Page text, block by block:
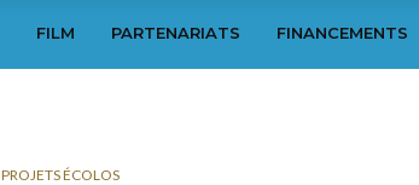
FILM PARTENARIATS FINANCEMENTS
PROJETS ÉCOLOS